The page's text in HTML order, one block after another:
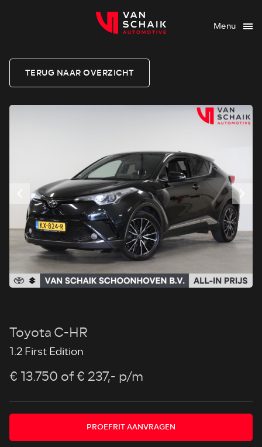
Menu
TERUG NAAR OVERZICHT
Toyota C-HR
1.2 First Edition
€ 13.750 of € 237,- p/m
PROEFRIT AANVRAGEN